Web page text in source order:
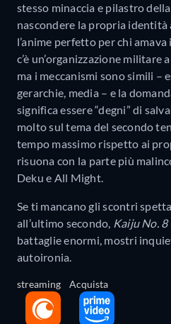
stesso minaccia e pilastro
nascondere la propria identità
l’anime perfetto per chi
c’è un’organizzazione militare
ma i meccanismi sono simili –
gerarchie, media – e la
significa essere “degni” di
molto sul tema del secondo
tempo massimo rispetto ai
risuona con la parte più
Deku e All Might.
Se ti mancano gli scontri
all’ultimo secondo, Kaiju No. 8
battaglie enormi, mostri
autoironia.
streaming Acquista